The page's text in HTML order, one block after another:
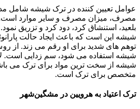
عوامل تعیین کننده در ترک شیشه
مصرف، میزان مصرف و سایر موارد است.
بلعید، استنشاق کرد، دود کرد و تزریق
شیشه این است که باعث ایجاد حالت
توهم های شدید برای او رقم می زند. از
شیشه استفاده می شود، سم زدایی است.
شیشه از سخت ترین مواد برای ترک می
متخصص برای ترک است.
ترک اعتیاد به هرویین در مشگین‌شهر